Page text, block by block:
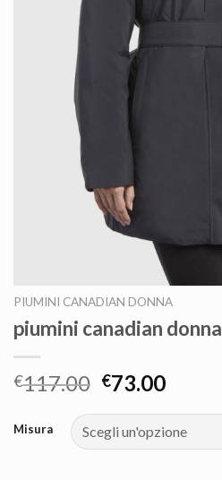
PIUMINI CANADIAN DONNA
piumini canadian donna
€117.00 €73.00
Misura